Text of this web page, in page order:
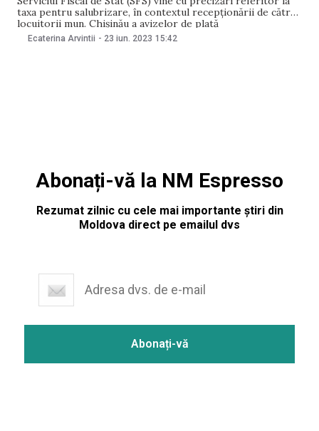
taxa pentru salubrizare, în contextul recepționării de către
locuitorii mun. Chișinău a avizelor de plată
corespunzătoare, dar și a reacțiilor care au urmat. SFS
Ecaterina Arvintii - 23 iun. 2023 15:42
Abonați-vă la NM Espresso
Rezumat zilnic cu cele mai importante știri din
Moldova direct pe emailul dvs